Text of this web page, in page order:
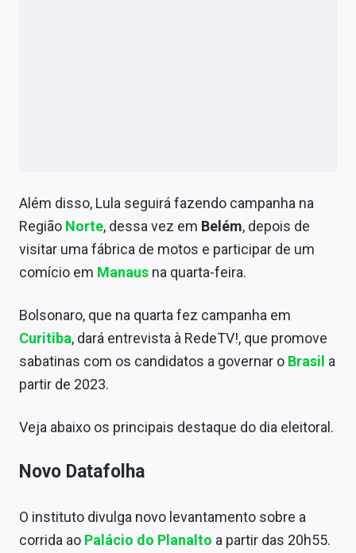
Expediente
Contato
Além disso, Lula seguirá fazendo campanha na
Região Norte, dessa vez em Belém, depois de
visitar uma fábrica de motos e participar de um
comício em Manaus na quarta-feira.
Bolsonaro, que na quarta fez campanha em
Curitiba, dará entrevista à RedeTV!, que promove
sabatinas com os candidatos a governar o Brasil a
partir de 2023.
Veja abaixo os principais destaque do dia eleitoral.
Novo Datafolha
O instituto divulga novo levantamento sobre a
corrida ao Palácio do Planalto a partir das 20h55.